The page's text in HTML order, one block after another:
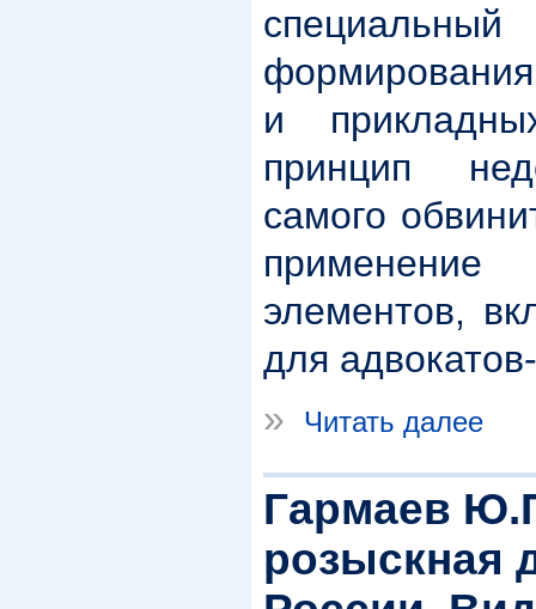
и
принцип
самого
элементов,
для
»
Читать далее
Гармаев
розыскная